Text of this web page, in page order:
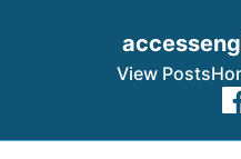
View Posts